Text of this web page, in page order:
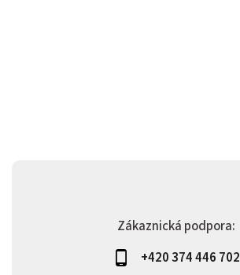
Zákaznická podpora:
+420 374 446 702